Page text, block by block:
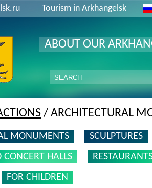
Tourism in Arkhangelsk
ABOUT OUR
/ ARCHITECTURAL
MONUMENTS
SCULPTURES
CONCERT HALLS
FOR CHILDREN